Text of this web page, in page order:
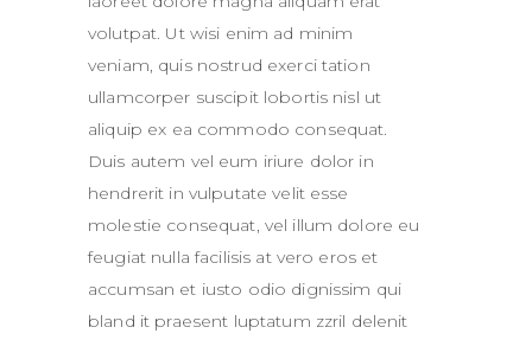
volutpat. Ut wisi enim ad minim
veniam, quis nostrud exerci tation
ullamcorper suscipit lobortis nisl ut
aliquip ex ea commodo consequat.
Duis autem vel eum iriure dolor in
hendrerit in vulputate velit esse
molestie consequat, vel illum dolore eu
feugiat nulla facilisis at vero eros et
accumsan et iusto odio dignissim qui
bland it praesent luptatum zzril delenit